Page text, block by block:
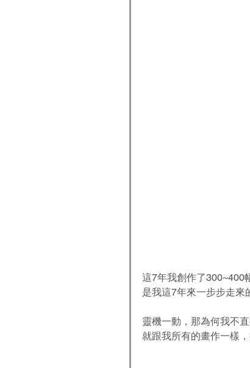
這7年我創作了300~400
是我這7年來一步步走來
靈機一動，那為何我不
就跟我所有的畫作一樣